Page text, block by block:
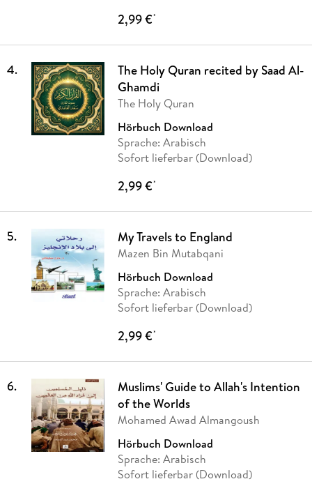
2,99 €*
4.
The Holy Quran recited by Saad Al-
Ghamdi
The Holy Quran
Hörbuch Download
Sprache: Arabisch
Sofort lieferbar (Download)
2,99 €*
5. My Travels to England
Mazen Bin Mutabqani
Hörbuch Download
Sprache: Arabisch
Sofort lieferbar (Download)
2,99 €*
6.
Muslims' Guide to Allah's Intention
of the Worlds
Mohamed Awad Almangoush
Hörbuch Download
Sprache: Arabisch
Sofort lieferbar (Download)